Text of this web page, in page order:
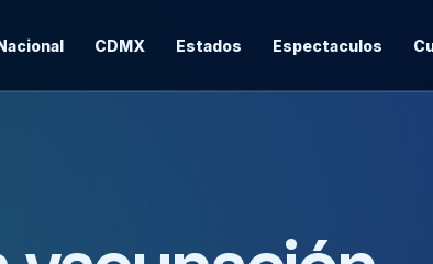
CDMX Estados Espectaculos